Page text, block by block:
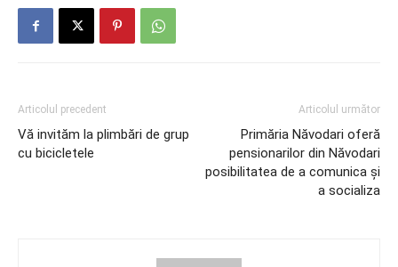
Articolul precedent
Vă invităm la plimbări de grup
cu bicicletele
Articolul următor
Primăria Năvodari oferă
pensionarilor din Năvodari
posibilitatea de a comunica și
a socializa